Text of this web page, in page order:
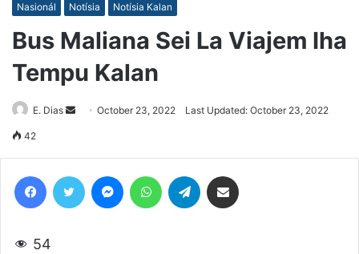
Nasionál Notísia Notísia Kalan
Bus Maliana Sei La Viajem Iha
Tempu Kalan
E. Dias
SendOctober 23, 2022 Last Updated: October 23, 2022
42
54